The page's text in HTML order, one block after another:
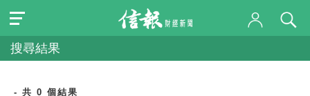
搜尋結果
- 共 0 個結果